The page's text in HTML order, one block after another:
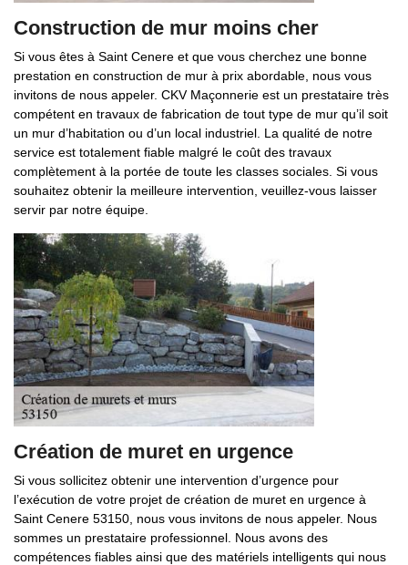
Construction de mur moins cher
Si vous êtes à Saint Cenere et que vous cherchez une bonne
prestation en construction de mur à prix abordable, nous vous
invitons de nous appeler. CKV Maçonnerie est un prestataire très
compétent en travaux de fabrication de tout type de mur qu’il soit
un mur d’habitation ou d’un local industriel. La qualité de notre
service est totalement fiable malgré le coût des travaux
complètement à la portée de toute les classes sociales. Si vous
souhaitez obtenir la meilleure intervention, veuillez-vous laisser
servir par notre équipe.
Création de muret en urgence
Si vous sollicitez obtenir une intervention d’urgence pour
l’exécution de votre projet de création de muret en urgence à
Saint Cenere 53150, nous vous invitons de nous appeler. Nous
sommes un prestataire professionnel. Nous avons des
compétences fiables ainsi que des matériels intelligents qui nous